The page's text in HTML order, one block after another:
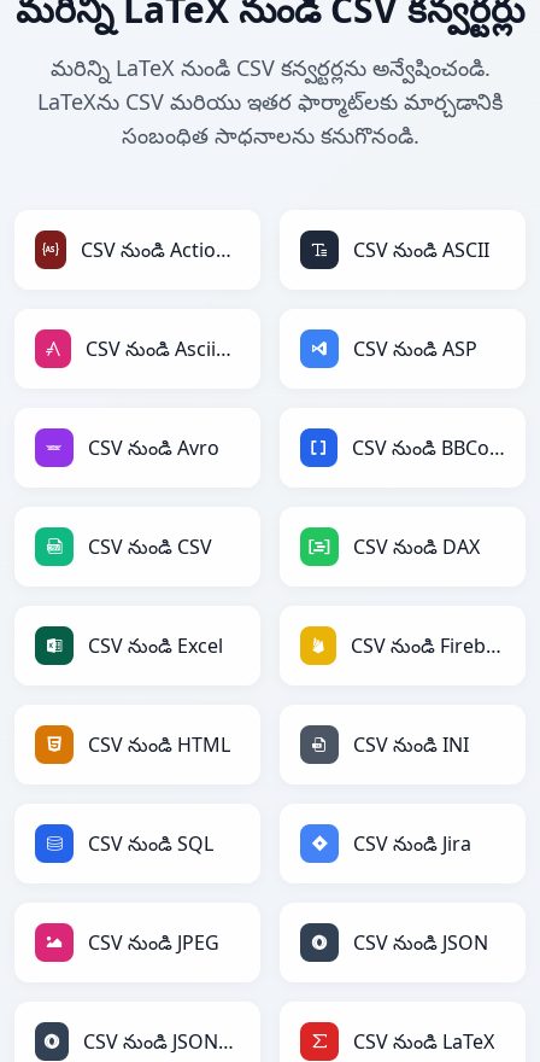
మరిన్ని LaTeX నుండి CSV కన్వర్టర్లను అన్వేషించండి.
LaTeXను CSV మరియు ఇతర ఫార్మాట్‌లకు మార్చడానికి
సంబంధిత సాధనాలను కనుగొనండి.
CSV నుండి ActionScript CSV నుండి ASCII
CSV నుండి AsciiDoc CSV నుండి ASP
CSV నుండి Avro CSV నుండి BBCode
CSV నుండి CSV CSV నుండి DAX
CSV నుండి Excel CSV నుండి Firebase
CSV నుండి HTML CSV నుండి INI
CSV నుండి SQL CSV నుండి Jira
CSV నుండి JPEG CSV నుండి JSON
CSV నుండి JSONLines CSV నుండి LaTeX